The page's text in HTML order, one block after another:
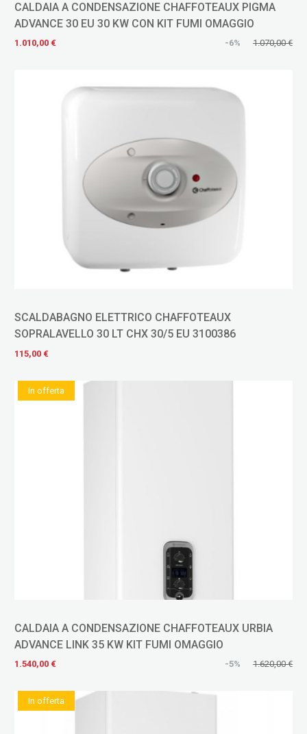
CALDAIA A CONDENSAZIONE CHAFFOTEAUX PIGMA
ADVANCE 30 EU 30 KW CON KIT FUMI OMAGGIO
1.010,00 € -6% 1.070,00 €
SCALDABAGNO ELETTRICO CHAFFOTEAUX
SOPRALAVELLO 30 LT CHX 30/5 EU 3100386
115,00 €
In offerta
CALDAIA A CONDENSAZIONE CHAFFOTEAUX URBIA
ADVANCE LINK 35 KW KIT FUMI OMAGGIO
1.540,00 € -5% 1.620,00 €
In offerta